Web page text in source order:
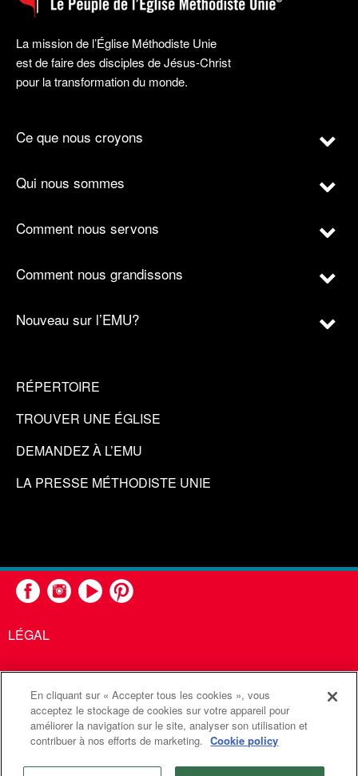
La mission de l’Église Méthodiste Unie
est de faire des disciples de Jésus-Christ
pour la transformation du monde.
Ce que nous croyons
Qui nous sommes
Comment nous servons
Comment nous grandissons
Nouveau sur l’EMU?
RÉPERTOIRE
TROUVER UNE ÉGLISE
DEMANDEZ À L’EMU
LA PRESSE MÉTHODISTE UNIE
LÉGAL
United Methodist Communications est une agence de l'Église
Méthodiste Unie
Communications Méthodistes Unies. Tous droits
réservés
En cliquant sur « Accepter tous les cookies », vous
acceptez le stockage de cookies sur votre appareil pour
améliorer la navigation sur le site, analyser son utilisation et
contribuer à nos efforts de marketing. Cookie policy